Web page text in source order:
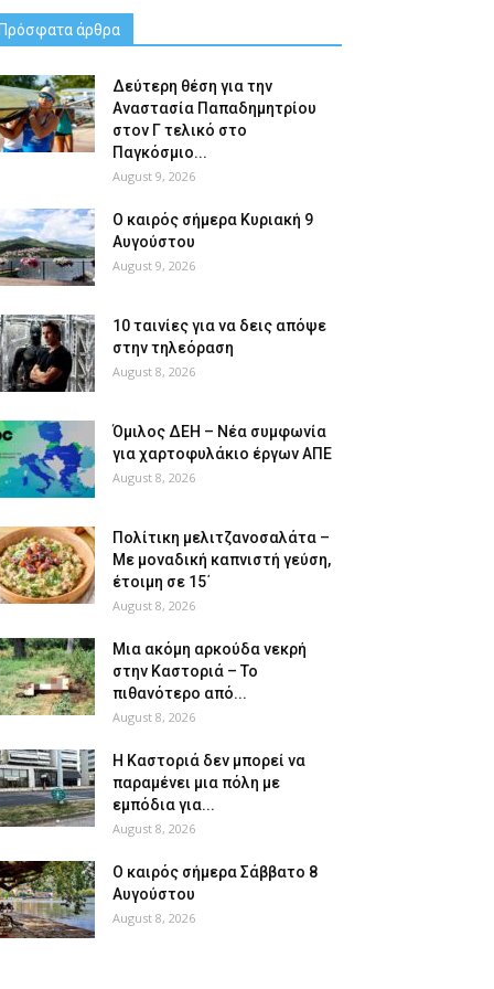
Πρόσφατα άρθρα
Δεύτερη θέση για την
Αναστασία Παπαδημητρίου
στον Γ τελικό στο
Παγκόσμιο...
August 9, 2026
Ο καιρός σήμερα Κυριακή 9
Αυγούστου
August 9, 2026
10 ταινίες για να δεις απόψε
στην τηλεόραση
August 8, 2026
Όμιλος ΔΕΗ – Νέα συμφωνία
για χαρτοφυλάκιο έργων ΑΠΕ
August 8, 2026
Πολίτικη μελιτζανοσαλάτα –
Με μοναδική καπνιστή γεύση,
έτοιμη σε 15΄
August 8, 2026
Μια ακόμη αρκούδα νεκρή
στην Καστοριά – Το
πιθανότερο από...
August 8, 2026
Η Καστοριά δεν μπορεί να
παραμένει μια πόλη με
εμπόδια για...
August 8, 2026
Ο καιρός σήμερα Σάββατο 8
Αυγούστου
August 8, 2026